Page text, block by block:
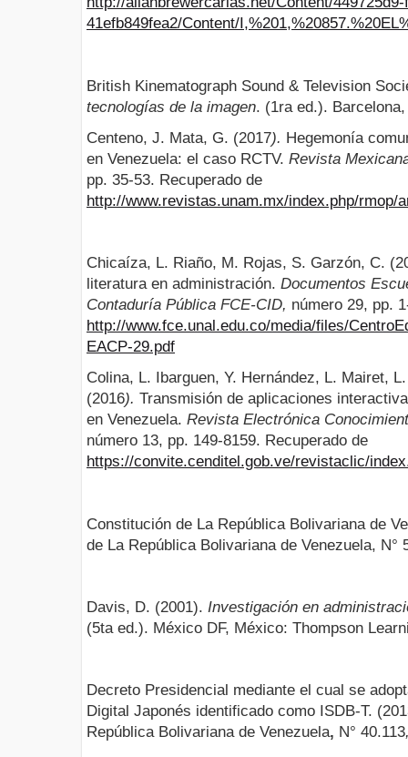
41efb849fea2/Content/
British Kinematograph Sound & Television
tecnologías de la imagen. (1ra ed.).
Centeno, J. Mata, G. (2017). Hegemonía
en Venezuela: el caso RCTV. Revista
pp. 35-53. Recuperado de
http://www.revistas.unam.mx/index.php/rmop/
Chicaíza, L. Riaño, M. Rojas, S. Garzón, C.
literatura en administración. Documentos
Contaduría Pública FCE-CID, número 29, pp.
http://www.fce.unal.edu.co/media/files/
EACP-29.pdf
Colina, L. Ibarguen, Y. Hernández, L. Mairet,
(2016). Transmisión de aplicaciones
en Venezuela. Revista Electrónica
número 13, pp. 149-8159. Recuperado de
https://convite.cenditel.gob.ve/revistaclic/
Constitución de La República Bolivariana de
de La República Bolivariana de Venezuela, N°
Davis, D. (2001). Investigación en
(5ta ed.). México DF, México: Thompson
Decreto Presidencial mediante el cual se
Digital Japonés identificado como ISDB-T.
República Bolivariana de Venezuela, N° 40.113